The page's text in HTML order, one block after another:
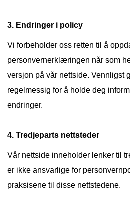
3. Endringer i policy
Vi forbeholder oss retten til å
personvernerklæringen når som
versjon på vår nettside. Vennligst
regelmessig for å holde deg
endringer.
4. Tredjeparts nettsteder
Vår nettside inneholder lenker til
er ikke ansvarlige for
praksisene til disse nettstedene.